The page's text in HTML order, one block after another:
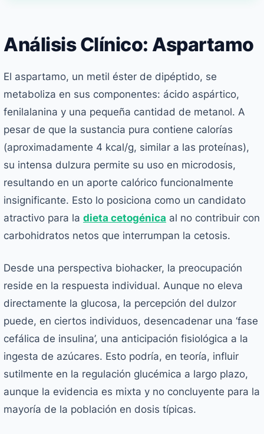
Análisis Clínico: Aspartamo
El aspartamo, un metil éster de dipéptido, se
metaboliza en sus componentes: ácido aspártico,
fenilalanina y una pequeña cantidad de metanol. A
pesar de que la sustancia pura contiene calorías
(aproximadamente 4 kcal/g, similar a las proteínas),
su intensa dulzura permite su uso en microdosis,
resultando en un aporte calórico funcionalmente
insignificante. Esto lo posiciona como un candidato
atractivo para la dieta cetogénica al no contribuir con
carbohidratos netos que interrumpan la cetosis.
Desde una perspectiva biohacker, la preocupación
reside en la respuesta individual. Aunque no eleva
directamente la glucosa, la percepción del dulzor
puede, en ciertos individuos, desencadenar una ‘fase
cefálica de insulina’, una anticipación fisiológica a la
ingesta de azúcares. Esto podría, en teoría, influir
sutilmente en la regulación glucémica a largo plazo,
aunque la evidencia es mixta y no concluyente para la
mayoría de la población en dosis típicas.